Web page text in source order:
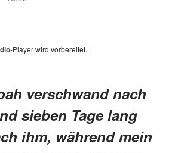
-Player wird vorbereitet...
verschwand nach
sieben Tage lang
ihm, während mein